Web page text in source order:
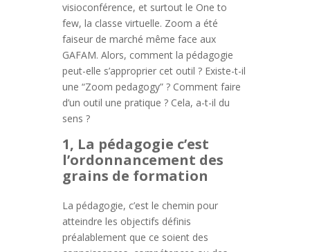
visioconférence, et surtout le One to
few, la classe virtuelle. Zoom a été
faiseur de marché même face aux
GAFAM. Alors, comment la pédagogie
peut-elle s’approprier cet outil ? Existe-t-il
une “Zoom pedagogy” ? Comment faire
d’un outil une pratique ? Cela, a-t-il du
sens ?
1, La pédagogie c’est
l’ordonnancement des
grains de formation
La pédagogie, c’est le chemin pour
atteindre les objectifs définis
préalablement que ce soient des